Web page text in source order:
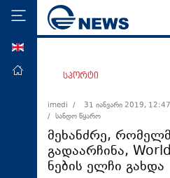
მთავარი
ეკონომიკა
მსოფლიო
ჯანდაცვა
სპორტი
imedi /
31 იანვარი 2019, 12:47
/ სანდო წყარო
მეხანძრე,
გადაარჩინა,
ნების ელჩი გახდა